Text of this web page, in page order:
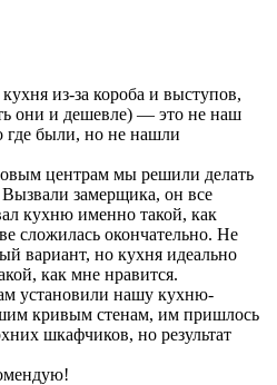
из-за короба и выступов,
они и дешевле) — это не наш
были, но не нашли
центрам мы решили делать
замерщика, он все
кухню именно такой, как
сложилась окончательно. Не
вариант, но кухня идеально
как мне нравится.
установили нашу кухню-
кривым стенам, им пришлось
шкафчиков, но результат